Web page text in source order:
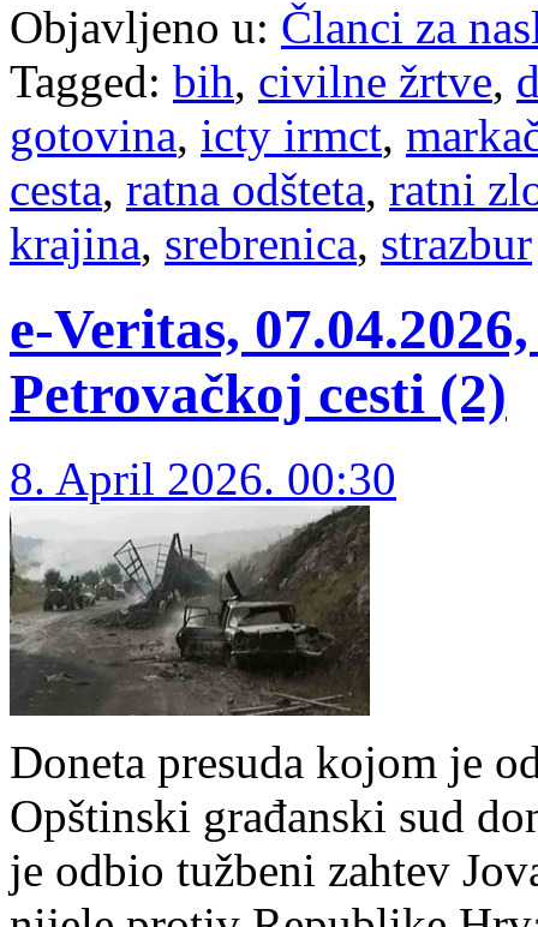
Objavljeno u: Članci za
Tagged: bih, civilne žrtve,
gotovina, icty irmct,
cesta, ratna odšteta, ratni
krajina, srebrenica, strazbur
е-Veritas,
Petrovačkoj cesti (2)
8. April 2026. 00:30
Doneta pre­su­da ko­jom je
Op­štin­ski gra­đan­ski sud
je od­bio tu­žbe­ni zah­tev